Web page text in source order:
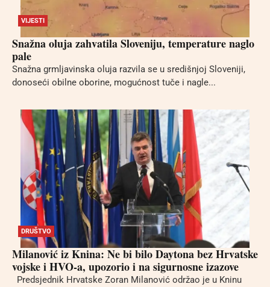
VIJESTI
Snažna oluja zahvatila Sloveniju, temperature naglo
pale
Snažna grmljavinska oluja razvila se u središnjoj Sloveniji,
donoseći obilne oborine, mogućnost tuče i nagle...
DRUŠTVO
Milanović iz Knina: Ne bi bilo Daytona bez Hrvatske
vojske i HVO-a, upozorio i na sigurnosne izazove
Predsjednik Hrvatske Zoran Milanović održao je u Kninu